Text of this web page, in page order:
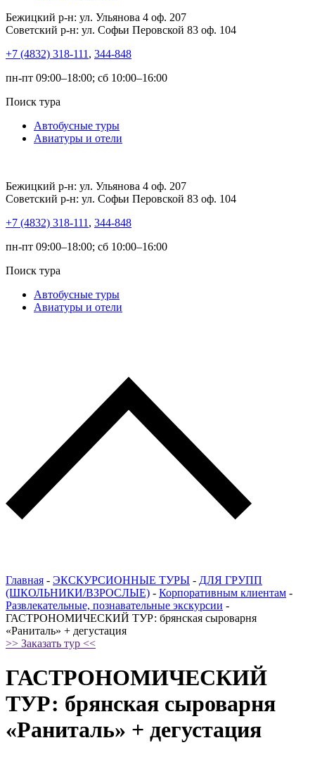
Бежицкий р-н: ул. Ульянова 4 оф. 207
Советский р-н: ул. Софьи Перовской 83 оф. 104
+7 (4832) 318-111 , 344-848
пн-пт 09:00–18:00; сб 10:00–16:00
Поиск тура
Автобусные туры
Авиатуры и отели
Бежицкий р-н: ул. Ульянова 4 оф. 207
Советский р-н: ул. Софьи Перовской 83 оф. 104
+7 (4832) 318-111 , 344-848
пн-пт 09:00–18:00; сб 10:00–16:00
Поиск тура
Автобусные туры
Авиатуры и отели
Главная - ЭКСКУРСИОННЫЕ ТУРЫ - ДЛЯ ГРУПП
(ШКОЛЬНИКИ/ВЗРОСЛЫЕ) - Корпоративным клиентам -
Развлекательные, познавательные экскурсии -
ГАСТРОНОМИЧЕСКИЙ ТУР: брянская сыроварня
«Раниталь» + дегустация
>> Заказать тур <<
ГАСТРОНОМИЧЕСКИЙ
ТУР: брянская сыроварня
«Раниталь» + дегустация